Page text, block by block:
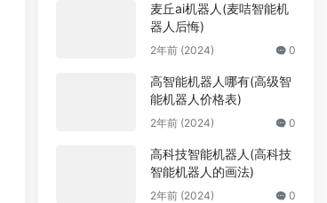
麦丘ai机器人(麦咭智能机
器人后悔)
2年前 (2024) 0
高智能机器人哪有(高级智
能机器人价格表)
2年前 (2024) 0
高科技智能机器人(高科技
智能机器人的画法)
2年前 (2024) 0